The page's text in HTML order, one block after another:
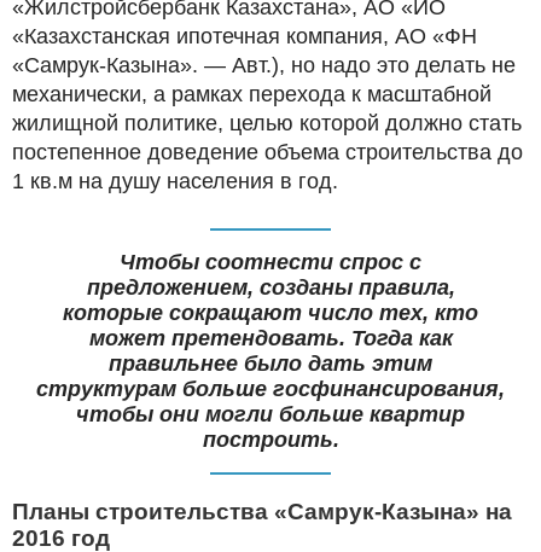
«Жилстройсбербанк Казахстана», АО «ИО
«Казахстанская ипотечная компания, АО «ФН
«Самрук-Казына». — Авт.), но надо это делать не
механически, а рамках перехода к масштабной
жилищной политике, целью которой должно стать
постепенное доведение объема строительства до
1 кв.м на душу населения в год.
Чтобы соотнести спрос с
предложением, созданы правила,
которые сокращают число тех, кто
может претендовать. Тогда как
правильнее было дать этим
структурам больше госфинансирования,
чтобы они могли больше квартир
построить.
Планы строительства «Самрук-Казына» на
2016 год